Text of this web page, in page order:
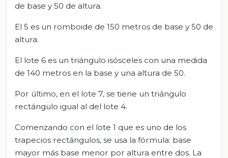
de base y 50 de altura.
El 5 es un romboide de 150 metros de base y 50 de
altura.
El lote 6 es un triángulo isósceles con una medida
de 140 metros en la base y una altura de 50.
Por último, en el lote 7, se tiene un triángulo
rectángulo igual al del lote 4.
Comenzando con el lote 1 que es uno de los
trapecios rectángulos, se usa la fórmula: base
mayor más base menor por altura entre dos. La